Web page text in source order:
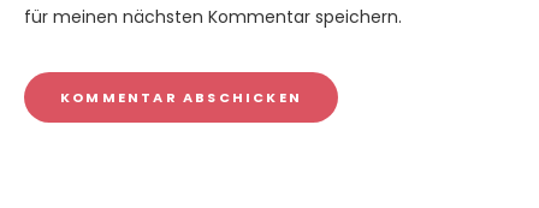
für meinen nächsten Kommentar speichern.